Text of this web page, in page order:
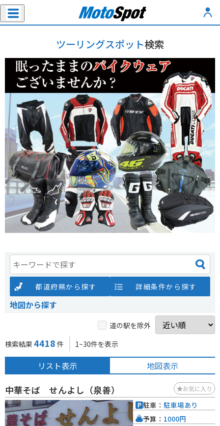
ツーリングスポット検索
都道府県から探す 詳細条件から探す
地図から探す
道の駅を除外
検索結果 4418 件 1~30件を表示
リスト表示 地図表示
中華そば せんよし（泉善） お気に入り
駐車： 駐車場あり
予算： 1000円